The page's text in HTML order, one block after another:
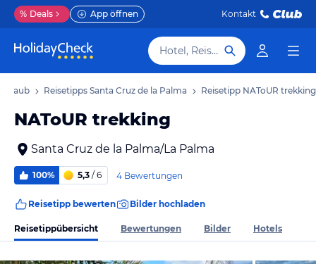
% Deals App öffnen Kontakt
Hotel, Reiseziel
Urlaub Reisetipps Santa Cruz de la Palma Reisetipp NAToUR trekking
NAToUR trekking
Santa Cruz de la Palma/La Palma
100% 5,3 / 6 4 Bewertungen
Reisetipp bewerten Bilder hochladen
Reisetippübersicht Bewertungen Bilder Hotels